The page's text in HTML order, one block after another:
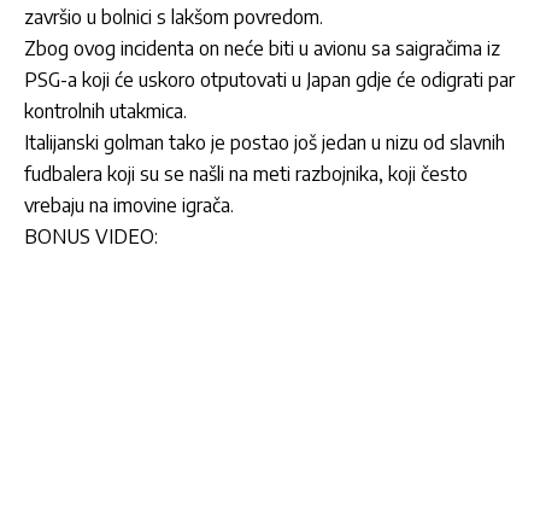
završio u bolnici s lakšom povredom.
Zbog ovog incidenta on neće biti u avionu sa saigračima iz
PSG-a koji će uskoro otputovati u Japan gdje će odigrati par
kontrolnih utakmica.
Italijanski golman tako je postao još jedan u nizu od slavnih
fudbalera koji su se našli na meti razbojnika, koji često
vrebaju na imovine igrača.
BONUS VIDEO: